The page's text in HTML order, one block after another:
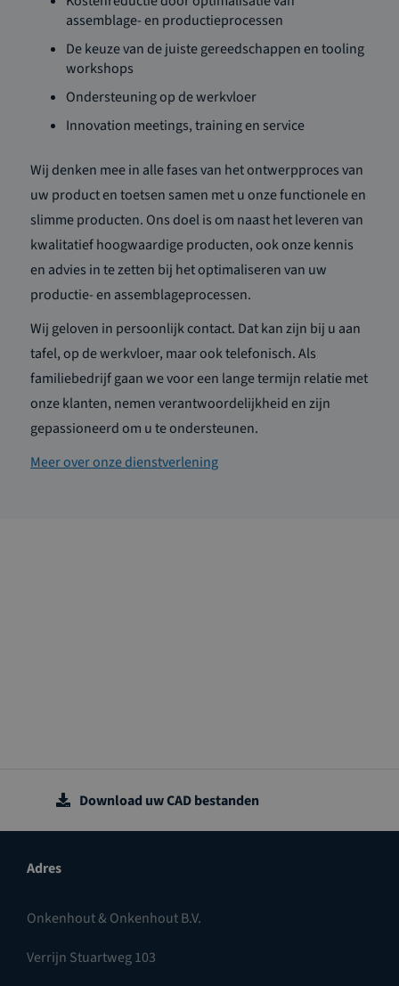
assemblage- en productieprocessen
De keuze van de juiste gereedschappen en tooling
workshops
Ondersteuning op de werkvloer
Innovation meetings, training en service
Wij denken mee in alle fases van het ontwerpproces van
uw product en toetsen samen met u onze functionele en
slimme producten. Ons doel is om naast het leveren van
kwalitatief hoogwaardige producten, ook onze kennis
en advies in te zetten bij het optimaliseren van uw
productie- en assemblageprocessen.
Wij geloven in persoonlijk contact. Dat kan zijn bij u aan
tafel, op de werkvloer, maar ook telefonisch. Als
familiebedrijf gaan we voor een lange termijn relatie met
onze klanten, nemen verantwoordelijkheid en zijn
gepassioneerd om u te ondersteunen.
Meer over onze dienstverlening
Download uw CAD bestanden
Adres
Onkenhout & Onkenhout B.V.
Verrijn Stuartweg 103